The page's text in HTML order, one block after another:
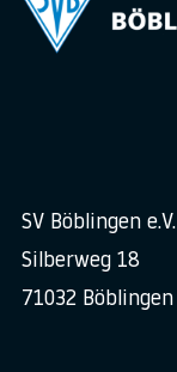
SV Böblingen e.V.
Silberweg 18
71032 Böblingen